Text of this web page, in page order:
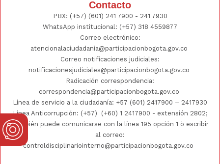
Contacto
PBX: (+57) (601) 241 7900 - 241 7930
WhatsApp institucional: (+57) 318 4559877
Correo electrónico:
atencionalaciudadania@participacionbogota.gov.co
Correo notificaciones judiciales:
notificacionesjudiciales@participacionbogota.gov.co
Radicación correspondencia:
correspondencia@participacionbogota.gov.co
Línea de servicio a la ciudadanía: +57 (601) 2417900 – 2417930
Línea Anticorrupción: (+57)
(+60) 1 2417900 - extensión 2802;
También puede comunicarse con la línea 195 opción 1 ò escribir
al correo:
controldisciplinariointerno@participacionbogota.gov.co